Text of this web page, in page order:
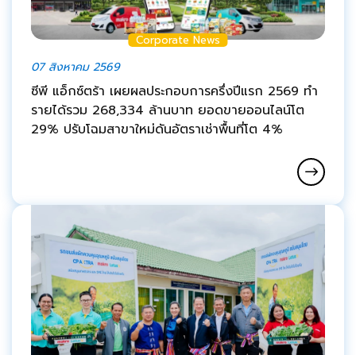
Corporate News
07 สิงหาคม 2569
ซีพี แอ็กซ์ตร้า เผยผลประกอบการครึ่งปีแรก 2569 ทำ
รายได้รวม 268,334 ล้านบาท ยอดขายออนไลน์โต
29% ปรับโฉมสาขาใหม่ดันอัตราเช่าพื้นที่โต 4%